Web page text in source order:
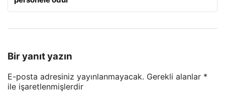
Bir yanıt yazın
E-posta adresiniz yayınlanmayacak. Gerekli alanlar *
ile işaretlenmişlerdir